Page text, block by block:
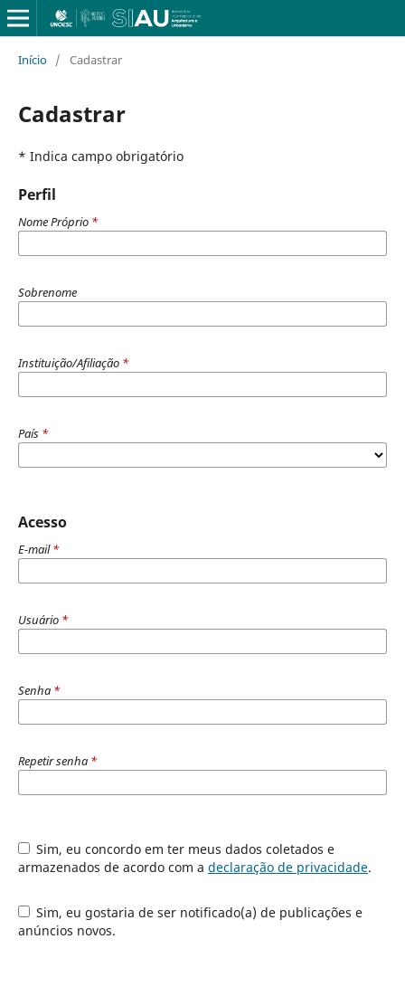
Início / Cadastrar
Cadastrar
* Indica campo obrigatório
Perfil
Nome Próprio *
Sobrenome
Instituição/Afiliação *
País *
Acesso
E-mail*
Usuário *
Senha *
Repetir senha *
Sim, eu concordo em ter meus dados coletados e
armazenados de acordo com a declaração de privacidade.
Sim, eu gostaria de ser notificado(a) de publicações e
anúncios novos.